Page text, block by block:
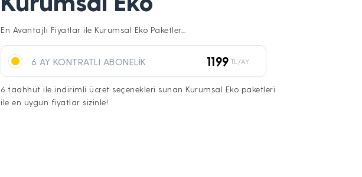
En Avantajlı Fiyatlar ile Kurumsal Eko Paketler...
6 AY KONTRATLI ABONELİK 1199 TL/AY
6 taahhüt ile indirimli ücret seçenekleri sunan Kurumsal Eko paketleri
ile en uygun fiyatlar sizinle!